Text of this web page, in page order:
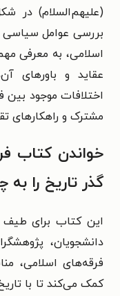
(علیهم‌السلام) در
بررسی عوامل سیاسی
اسلامی، به معرفی
عقاید و باورهای
اختلافات موجود بین
مشترک و راهکارهای
خواندن کتاب
گذر تاریخ را
این کتاب برای طیف
دانشجویان،
فرقه‌های اسلامی،
کمک می‌کند تا با